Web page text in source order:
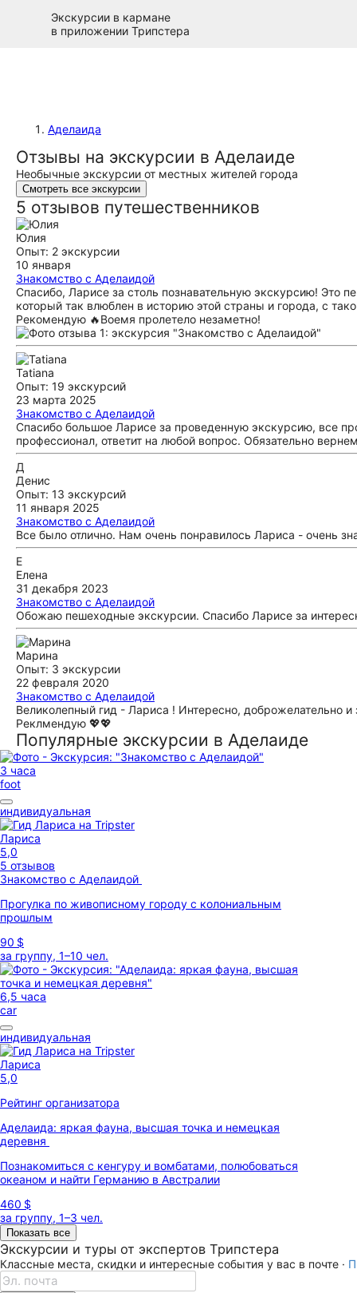
Экскурсии в кармане
в приложении Трипстера
Аделаида
Отзывы на экскурсии в Аделаиде
Необычные экскурсии от местных жителей города
Смотреть все экскурсии
5 отзывов путешественников
Юлия
Опыт: 2 экскурсии
10 января
Знакомство с Аделаидой
Спасибо, Ларисе за столь познавательную экскурсию! Это
который так влюблен в историю этой страны и города, с
Рекомендую 🔥Воемя пролетело незаметно!
Tatiana
Опыт: 19 экскурсий
23 марта 2025
Знакомство с Аделаидой
Спасибо большое Ларисе за проведенную экскурсию, все
профессионал, ответит на любой вопрос. Обязательно
Д
Денис
Опыт: 13 экскурсий
11 января 2025
Знакомство с Аделаидой
Все было отлично. Нам очень понравилось Лариса - очень
Е
Елена
31 декабря 2023
Знакомство с Аделаидой
Обожаю пешеходные экскурсии. Спасибо Ларисе за
Марина
Опыт: 3 экскурсии
22 февраля 2020
Знакомство с Аделаидой
Великолепный гид - Лариса ! Интересно, доброжелательно
Реклмендую 💖💖
Популярные экскурсии в Аделаиде
3 часа
foot
индивидуальная
Лариса
5,0
5 отзывов
Знакомство с Аделаидой
Прогулка по живописному городу с колониальным
прошлым
90 $
за группу, 1–10 чел.
6,5 часа
car
индивидуальная
Лариса
5,0
Рейтинг организатора
Аделаида: яркая фауна, высшая точка и немецкая
деревня
Познакомиться с кенгуру и вомбатами, полюбоваться
океаном и найти Германию в Австралии
460 $
за группу, 1–3 чел.
Показать все
Экскурсии и туры от экспертов Трипстера
Классные места, скидки и интересные события у вас в почте ·